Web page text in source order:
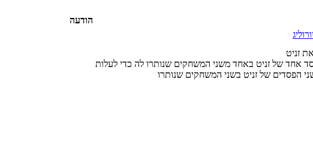
הודעה
זניט
אחד של זניט באחד משני המשחקים שנותרו לה כדי לעלות
הפסדים של זניט בשני המשחקים שנותרו